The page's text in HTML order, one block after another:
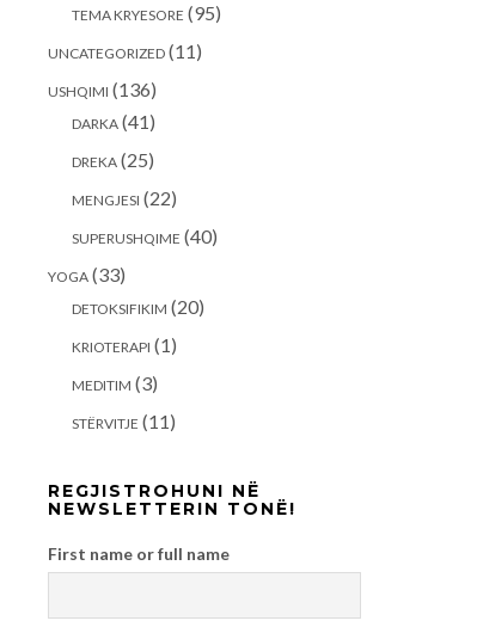
TEMA KRYESORE (95)
UNCATEGORIZED(11)
USHQIMI (136)
DARKA(41)
DREKA(25)
MENGJESI (22)
SUPERUSHQIME (40)
YOGA(33)
DETOKSIFIKIM (20)
KRIOTERAPI (1)
MEDITIM (3)
STËRVITJE (11)
REGJISTROHUNI NË
NEWSLETTERIN TONË!
First name or full name